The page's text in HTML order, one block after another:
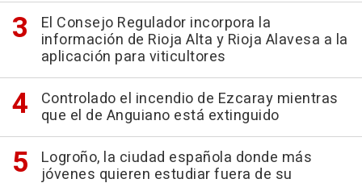
El Consejo Regulador incorpora la
información de Rioja Alta y Rioja Alavesa a la
aplicación para viticultores
Controlado el incendio de Ezcaray mientras
que el de Anguiano está extinguido
Logroño, la ciudad española donde más
jóvenes quieren estudiar fuera de su